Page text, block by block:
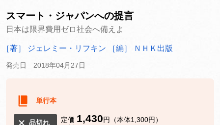
スマート・ジャパンへの提言
日本は限界費用ゼロ社会へ備えよ
［著］ ジェレミー・リフキン ［編］ ＮＨＫ出版
発売日 2018年04月27日
単行本
品切れ 定価 1,430円（本体1,300円）